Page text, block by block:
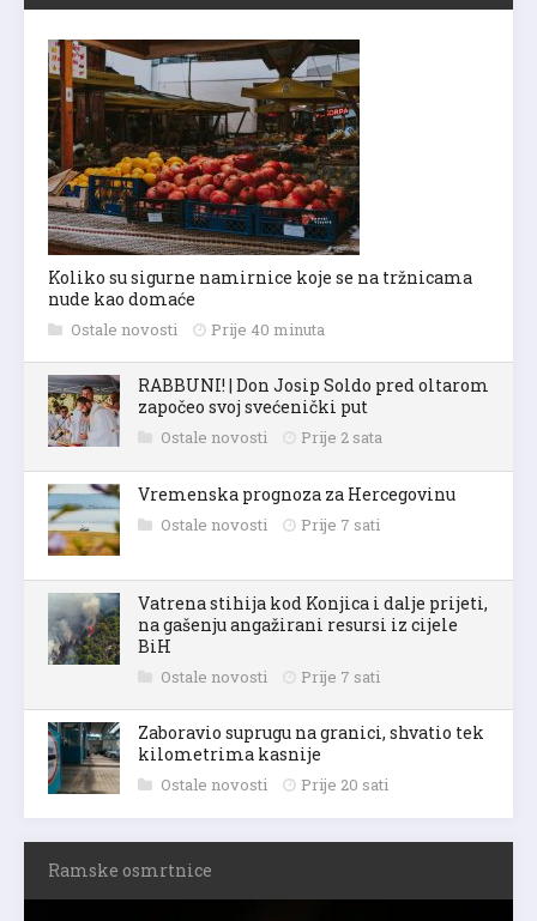
Koliko su sigurne namirnice koje se na tržnicama
nude kao domaće
Ostale novosti Prije 40 minuta
RABBUNI! | Don Josip Soldo pred oltarom
započeo svoj svećenički put
Ostale novosti Prije 2 sata
Vremenska prognoza za Hercegovinu
Ostale novosti Prije 7 sati
Vatrena stihija kod Konjica i dalje prijeti,
na gašenju angažirani resursi iz cijele
BiH
Ostale novosti Prije 7 sati
Zaboravio suprugu na granici, shvatio tek
kilometrima kasnije
Ostale novosti Prije 20 sati
Ramske osmrtnice